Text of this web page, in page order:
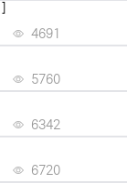
4691
5760
6342
6720